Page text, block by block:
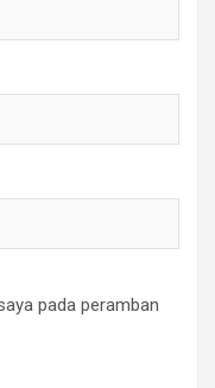
pada peramban